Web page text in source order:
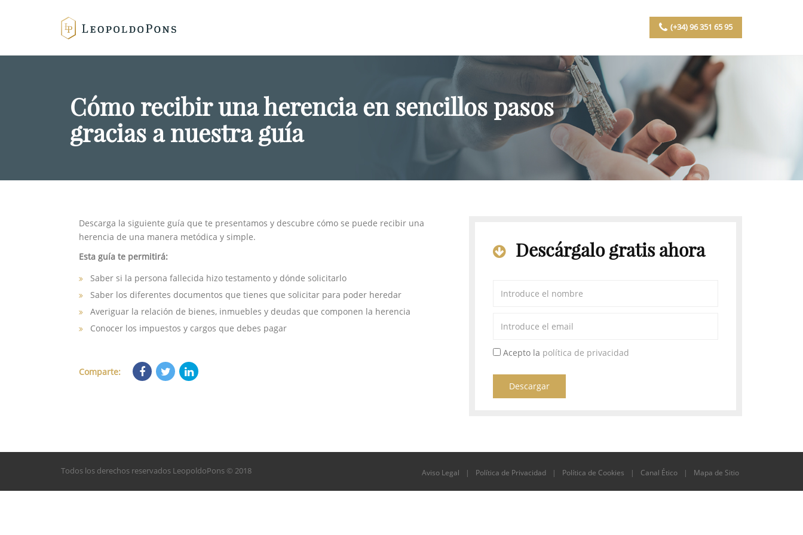
(+34) 96 351 65 95
Cómo recibir una herencia en sencillos pasos
gracias a nuestra guía
Descarga la siguiente guía que te presentamos y descubre cómo se puede recibir una
herencia de una manera metódica y simple.
Esta guía te permitirá:
Saber si la persona fallecida hizo testamento y dónde solicitarlo
Saber los diferentes documentos que tienes que solicitar para poder heredar
Averiguar la relación de bienes, inmuebles y deudas que componen la herencia
Conocer los impuestos y cargos que debes pagar
Comparte:
Descárgalo gratis ahora
Acepto la política de privacidad
Descargar
Todos los derechos reservados LeopoldoPons © 2018 Aviso Legal | Política de Privacidad | Política de Cookies | Canal Ético | Mapa de Sitio